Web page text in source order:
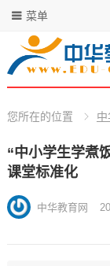
菜单
您所在的位置 中
“中小学生学煮
课堂标准化
中华教育网